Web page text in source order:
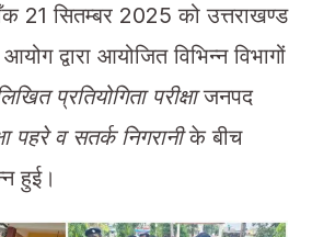
21 सितम्बर 2025 को उत्तराखण्ड
द्वारा आयोजित विभिन्न विभागों
प्रतियोगिता परीक्षाजनपद
पहरे व सतर्क निगरानीके बीच
हुई।